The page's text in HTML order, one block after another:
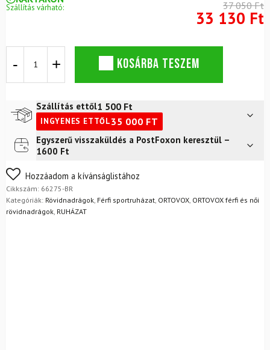
Szállítás várható: 37 050 Ft
33 130 Ft
Trace
Raven
mennyiség
KOSÁRBA TESZEM
Szállítás ettől1 500 Ft
INGYENES ETTŐL35 000 FT
Futár a címre2 400
FoxPost
Egyszerű visszaküldés a PostFoxon keresztül –
1600 Ft
Nem biztos a választásában? Semmi gond – a terméket
egyszerűen visszaküldheti 14 napon belül, indoklás nélkül.
Mik a visszaküldés feltételei?
Hozzáadom a kívánságlistához
Cikkszám: 66275-BR
Kategóriák: Rövidnadrágok Férfi sportruházat ORTOVOX ORTOVOX férfi és női
rövidnadrágok RUHÁZAT